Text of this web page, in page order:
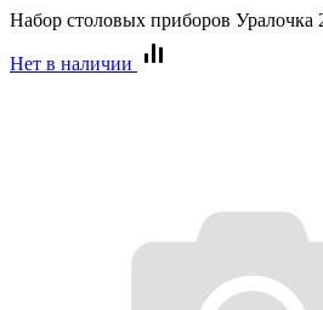
Набор столовых приборов
Нет в наличии